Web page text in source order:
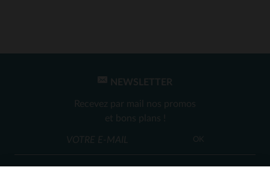
TAILLES DISPONIBLES TAILLES DISPONIBLES
NEWSLETTER
Recevez par mail nos promos
et bons plans !
OK